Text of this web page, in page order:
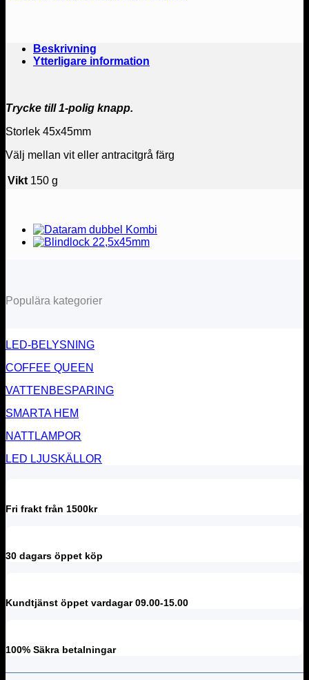
Beskrivning
Ytterligare information
Trycke till 1-polig knapp.
Storlek 45x45mm
Välj mellan vit eller antracitgrå färg
Vikt 150 g
Populära kategorier
LED-BELYSNING
COFFEE QUEEN
VATTENBESPARING
SMARTA HEM
NATTLAMPOR
LED LJUSKÄLLOR
Fri frakt från 1500kr
30 dagars öppet köp
Kundtjänst öppet vardagar 09.00-15.00
100% Säkra betalningar